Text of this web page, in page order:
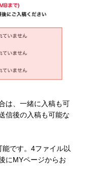
は、一緒に入稿も可
信後の入稿も可能な
です。4ファイル以
にMYページからお